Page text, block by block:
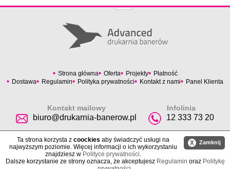
Strona główna Oferta Projekty
Płatność
Dostawa
Regulamin Polityka prywatności Kontakt z nami Panel Klienta
Kontakt mailowy
biuro@drukarnia-banerow.pl
Infolinia
12 333 73 20
X Zamknij
Ta strona korzysta z coockies aby świadczyć usługi na
najwyższym poziomie. Więcej informacji o ich wykorzystaniu
znajdziesz w Polityce prywatności.
Dalsze korzystanie ze strony oznacza, że akceptujesz Regulamin oraz Politykę